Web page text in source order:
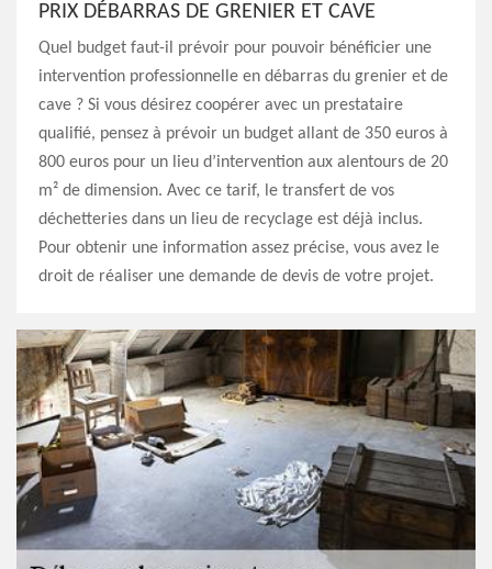
PRIX DÉBARRAS DE GRENIER ET CAVE
Quel budget faut-il prévoir pour pouvoir bénéficier une
intervention professionnelle en débarras du grenier et de
cave ? Si vous désirez coopérer avec un prestataire
qualifié, pensez à prévoir un budget allant de 350 euros à
800 euros pour un lieu d’intervention aux alentours de 20
m² de dimension. Avec ce tarif, le transfert de vos
déchetteries dans un lieu de recyclage est déjà inclus.
Pour obtenir une information assez précise, vous avez le
droit de réaliser une demande de devis de votre projet.